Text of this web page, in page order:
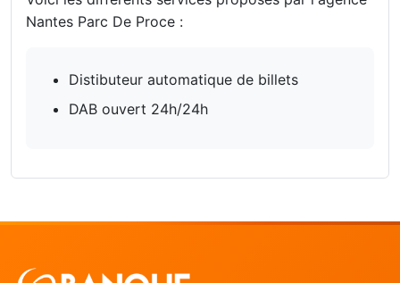
Nantes Parc De Proce :
Distibuteur automatique de billets
DAB ouvert 24h/24h